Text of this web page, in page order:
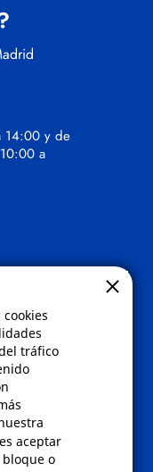
tráfico
aceptar
bloque o
14:00 y de
a